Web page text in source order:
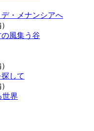
・メナンシアへ
風集う谷
して
世界